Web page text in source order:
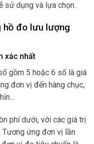
sử dụng và lựa chọn.
hồ đo lưu lượng
xác nhất
gồm 5 hoặc 6 số là giá
đơn vị đến hàng chục,
phí dưới, với các giá trị
Tương ứng đơn vị lần